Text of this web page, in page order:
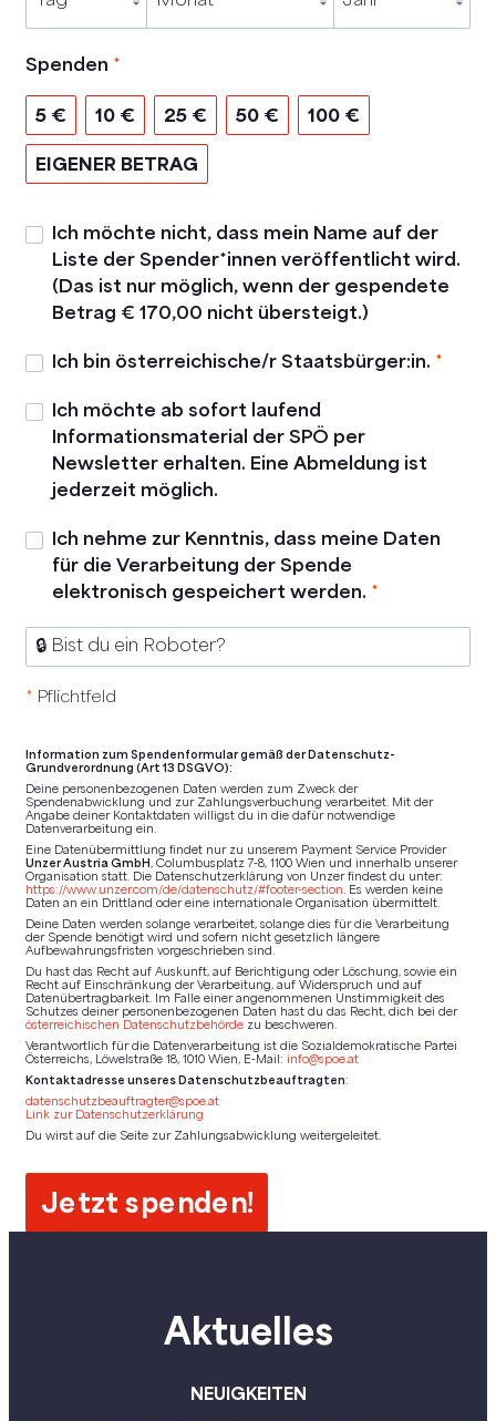
Spenden *
5 € 10 € 25 € 50 € 100 €
EIGENER BETRAG
Ich möchte nicht, dass mein Name auf der
Liste der Spender*innen veröffentlicht wird.
(Das ist nur möglich, wenn der gespendete
Betrag € 170,00 nicht übersteigt.)
Ich bin österreichische/r Staatsbürger:in. *
Ich möchte ab sofort laufend
Informationsmaterial der SPÖ per
Newsletter erhalten. Eine Abmeldung ist
jederzeit möglich.
Ich nehme zur Kenntnis, dass meine Daten
für die Verarbeitung der Spende
elektronisch gespeichert werden. *
🔒 Bist du ein Roboter?
* Pflichtfeld
Information zum Spendenformular gemäß der Datenschutz-
Grundverordnung (Art 13 DSGVO):
Deine personenbezogenen Daten werden zum Zweck der
Spendenabwicklung und zur Zahlungsverbuchung verarbeitet. Mit der
Angabe deiner Kontaktdaten willigst du in die dafür notwendige
Datenverarbeitung ein.
Eine Datenübermittlung findet nur zu unserem Payment Service Provider
Unzer Austria GmbH, Columbusplatz 7-8, 1100 Wien und innerhalb unserer
Organisation statt. Die Datenschutzerklärung von Unzer findest du unter:
https://www.unzer.com/de/datenschutz/#footer-section. Es werden keine
Daten an ein Drittland oder eine internationale Organisation übermittelt.
Deine Daten werden solange verarbeitet, solange dies für die Verarbeitung
der Spende benötigt wird und sofern nicht gesetzlich längere
Aufbewahrungsfristen vorgeschrieben sind.
Du hast das Recht auf Auskunft, auf Berichtigung oder Löschung, sowie ein
Recht auf Einschränkung der Verarbeitung, auf Widerspruch und auf
Datenübertragbarkeit. Im Falle einer angenommenen Unstimmigkeit des
Schutzes deiner personenbezogenen Daten hast du das Recht, dich bei der
österreichischen Datenschutzbehörde zu beschweren.
Verantwortlich für die Datenverarbeitung ist die Sozialdemokratische Partei
Österreichs, Löwelstraße 18, 1010 Wien, E-Mail: info@spoe.at
Kontaktadresse unseres Datenschutzbeauftragten:
datenschutzbeauftragter@spoe.at
Link zur Datenschutzerklärung
Du wirst auf die Seite zur Zahlungsabwicklung weitergeleitet.
Jetzt spenden!
Aktuelles
NEUIGKEITEN